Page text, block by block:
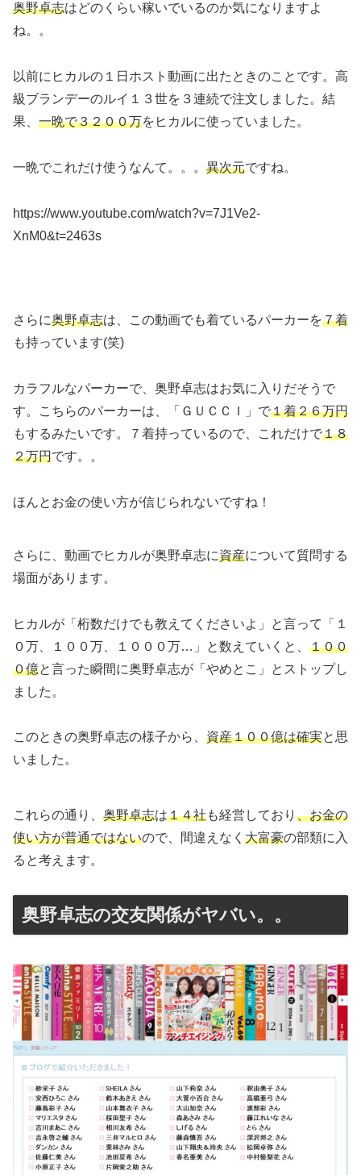
奥野卓志はどのくらい稼いでいるのか気になりますよ
ね。。
以前にヒカルの１日ホスト動画に出たときのことです。高
級ブランデーのルイ１３世を３連続で注文しました。結
果、 一晩で３２００万をヒカルに使っていました。
一晩でこれだけ使うなんて。。。 異次元ですね。
https://www.youtube.com/watch?v=7J1Ve2-
XnM0&t=2463s
さらに奥野卓志は、この動画でも着ているパーカーを７着
も持っています(笑)
カラフルなパーカーで、奥野卓志はお気に入りだそうで
す。こちらのパーカーは、「ＧＵＣＣＩ」で１着２６万円
もするみたいです。７着持っているので、これだけで１８
２万円です。。
ほんとお金の使い方が信じられないですね！
さらに、動画でヒカルが奥野卓志に資産について質問する
場面があります。
ヒカルが「桁数だけでも教えてくださいよ」と言って「１
０万、１００万、１０００万…」と数えていくと、 １００
０億と言った瞬間に奥野卓志が「やめとこ」とストップし
ました。
このときの奥野卓志の様子から、 資産１００億は確実と思
いました。
これらの通り、 奥野卓志は１４社も経営しており 、お金の
使い方が普通ではないので、間違えなく 大富豪の部類に入
ると考えます。
奥野卓志の交友関係がヤバい。。